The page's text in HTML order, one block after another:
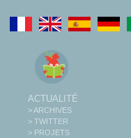
ACTUALITÉ
> ARCHIVES
> TWITTER
> PROJETS